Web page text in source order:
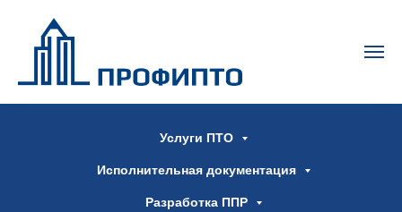
Услуги ПТО
Исполнительная документация
Разработка ППР